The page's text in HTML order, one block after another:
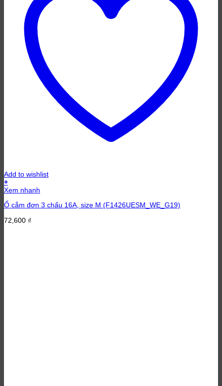
Add to wishlist
+
Xem nhanh
Ổ cắm đơn 3 chấu 16A, size M (F1426UESM_WE_G19)
72,600 ₫